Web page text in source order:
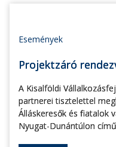
Események
Projektzáró
A Kisalföldi
partnerei tisztelettel
Álláskeresők és fiatalok
Nyugat-Dunántúlon